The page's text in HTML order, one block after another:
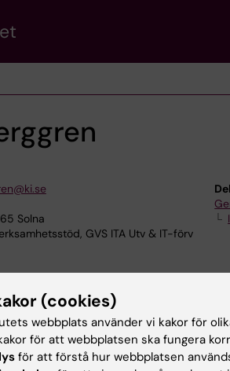
Solna
GVS ITA Utv & IT-förv
(cookies)
webbplats använder vi kakor för
för att webbplatsen ska fungera
för att förstå hur webbplatsen